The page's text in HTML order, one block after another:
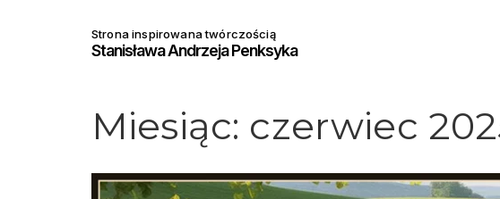
Strona inspirowana twórczością
Stanisława Andrzeja Penksyka
Miesiąc: czerwiec